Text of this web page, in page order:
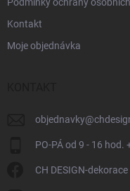
Kontakt
Moje objednávka
objednavky@
PO-PÁ od 9 - 16 hod.
CH DESIGN-